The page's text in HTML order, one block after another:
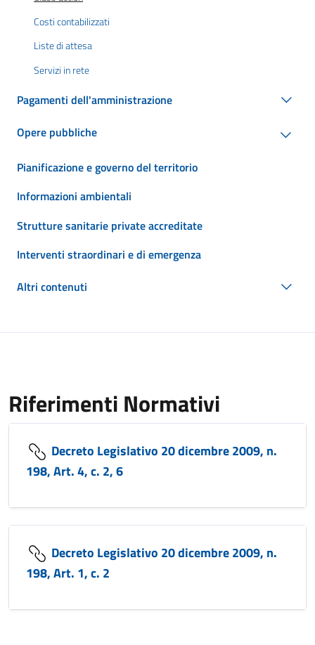
Costi contabilizzati
Liste di attesa
Servizi in rete
Pagamenti dell'amministrazione
Opere pubbliche
Pianificazione e governo del territorio
Informazioni ambientali
Strutture sanitarie private accreditate
Interventi straordinari e di emergenza
Altri contenuti
Riferimenti Normativi
Decreto Legislativo 20 dicembre 2009, n.
198, Art. 4, c. 2, 6
Decreto Legislativo 20 dicembre 2009, n.
198, Art. 1, c. 2